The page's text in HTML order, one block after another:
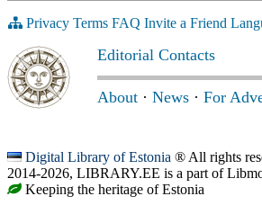
Privacy Terms FAQ Invite a Friend
Editorial Contacts
About · News · For
Digital Library of Estonia ® All rights
2014-2026, LIBRARY.EE is a part of
Keeping the heritage of Estonia